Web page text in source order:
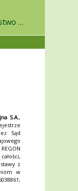
w on-line postępowaniu dla Górnośląskie Przedsiębiorstwo Wodociągów S.A.
S.A.,
Sąd
z
w